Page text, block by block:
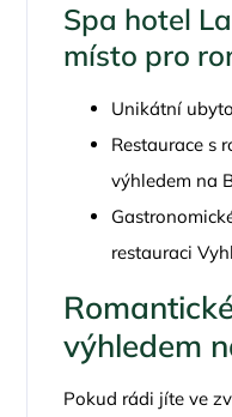
Spa hotel
místo pro
Unikátní
Restaurace s
výhledem na
restauraci
výhledem
Pokud rádi jíte ve